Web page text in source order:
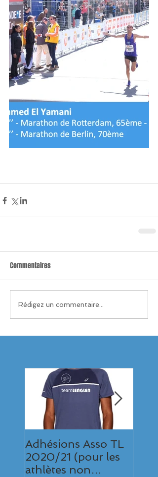
Commentaires
Rédigez un commentaire...
Adhésions Asso TL
2020/21 (pour les
athlètes non